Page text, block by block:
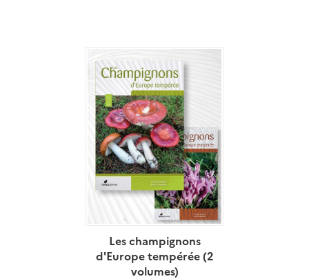
Les champignons
d'Europe tempérée (2
volumes)